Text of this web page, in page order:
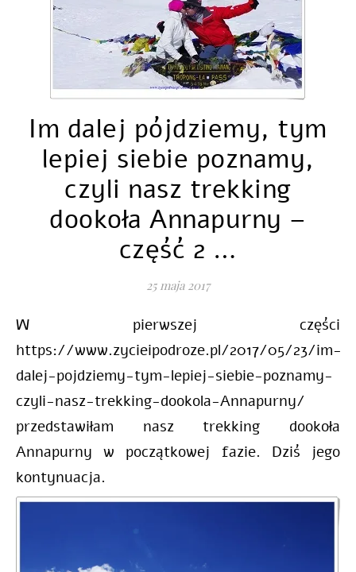
Im dalej pójdziemy, tym
lepiej siebie poznamy,
czyli nasz trekking
dookoła Annapurny –
część 2 …
25 maja 2017
W pierwszej części
https://www.zycieipodroze.pl/2017/05/23/im-
dalej-pojdziemy-tym-lepiej-siebie-poznamy-
czyli-nasz-trekking-dookola-Annapurny/
przedstawiłam nasz trekking dookoła
Annapurny w początkowej fazie. Dziś jego
kontynuacja.